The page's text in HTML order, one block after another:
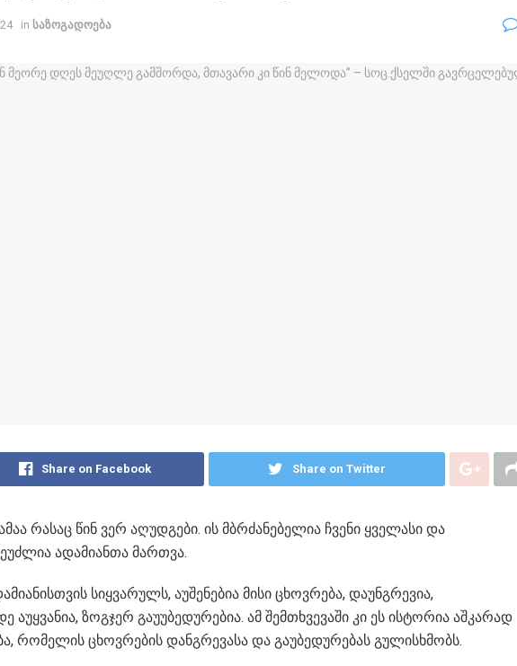
in საზოგადოება
Share on Facebook Share on Twitter
რასაც წინ ვერ აღუდგები. ის მბრძანებელია ჩვენი ყველასი და
ადამიანთა მართვა.
სიყვარულს, აუშენებია მისი ცხოვრება, დაუნგრევია,
აუყვანია, ზოგჯერ გაუუბედურებია. ამ შემთხვევაში კი ეს ისტორია აშკარად
რომელის ცხოვრების დანგრევასა და გაუბედურებას გულისხმობს.